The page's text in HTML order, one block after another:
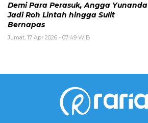
Demi Para Perasuk, Angga Yunanda
Jadi Roh Lintah hingga Sulit
Bernapas
Jumat, 17 Apr 2026 - 07:49 WIB